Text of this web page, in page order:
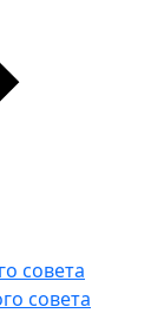
совета
совета